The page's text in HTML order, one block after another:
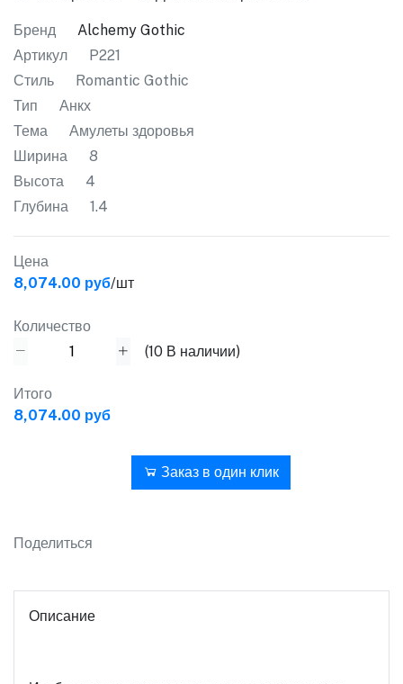
Бренд
Alchemy Gothic
Артикул
P221
Стиль
Romantic Gothic
Тип
Анкх
Тема
Амулеты здоровья
Ширина
8
Высота
4
Глубина
1.4
Цена
8,074.00 руб/шт
Количество
(10 В наличии)
Итого
8,074.00 руб
Заказ в один клик
Поделиться
Описание